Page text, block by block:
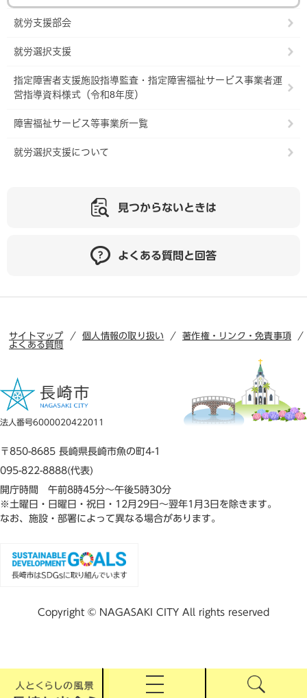
就労支援部会
就労選択支援
指定障害者支援施設指導監査・指定障害福祉サービス事業者運
営指導資料様式（令和8年度）
障害福祉サービス等事業所一覧
就労選択支援について
見つからないときは
よくある質問と回答
サイトマップ 個人情報の取り扱い
著作権・リンク・免責事項
よくある質問
法人番号6000020422011
〒850-8685 長崎県長崎市魚の町4-1
095-822-8888(代表)
開庁時間 午前8時45分～午後5時30分
※土曜日・日曜日・祝日・12月29日～翌年1月3日を除きます。
なお、施設・部署によって異なる場合があります。
Copyright © NAGASAKI CITY All rights reserved